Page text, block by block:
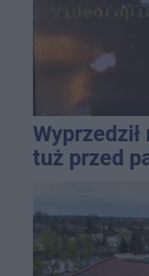
tuż przed